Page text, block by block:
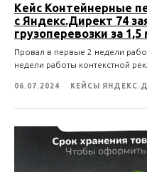
Кейс Контейнерные
с Яндекс.Директ 74
грузоперевозки за 1,5
Провал в первые 2 недели
недели работы контекстной
06.07.2024 КЕЙСЫ